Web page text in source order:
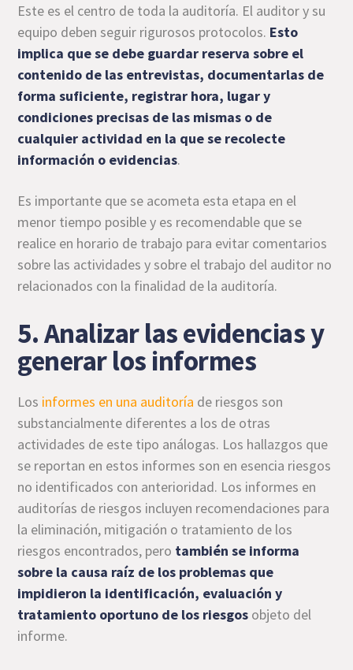
Este es el centro de toda la auditoría. El auditor y su
equipo deben seguir rigurosos protocolos. Esto
implica que se debe guardar reserva sobre el
contenido de las entrevistas, documentarlas de
forma suficiente, registrar hora, lugar y
condiciones precisas de las mismas o de
cualquier actividad en la que se recolecte
información o evidencias.
Es importante que se acometa esta etapa en el
menor tiempo posible y es recomendable que se
realice en horario de trabajo para evitar comentarios
sobre las actividades y sobre el trabajo del auditor no
relacionados con la finalidad de la auditoría.
5. Analizar las evidencias y
generar los informes
Los informes en una auditoría de riesgos son
substancialmente diferentes a los de otras
actividades de este tipo análogas. Los hallazgos que
se reportan en estos informes son en esencia riesgos
no identificados con anterioridad. Los informes en
auditorías de riesgos incluyen recomendaciones para
la eliminación, mitigación o tratamiento de los
riesgos encontrados, pero también se informa
sobre la causa raíz de los problemas que
impidieron la identificación, evaluación y
tratamiento oportuno de los riesgos objeto del
informe.